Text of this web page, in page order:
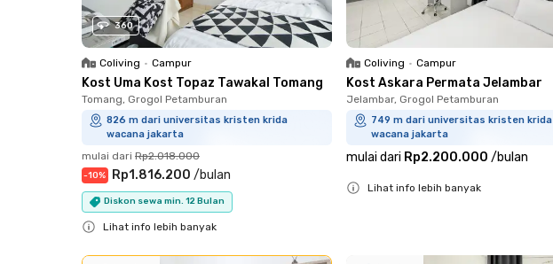
360
Coliving • Campur
Kost Uma Kost Topaz Tawakal Tomang
Tomang, Grogol Petamburan
826 m dari universitas kristen krida
wacana jakarta
mulai dari Rp2.018.000
-10% Rp1.816.200 /bulan
Diskon sewa min. 12 Bulan
Lihat info lebih banyak
Coliving • Campur
Kost Askara Permata Jelambar
Jelambar, Grogol Petamburan
749 m dari universitas kristen krida
wacana jakarta
mulai dari Rp2.200.000 /bulan
Lihat info lebih banyak